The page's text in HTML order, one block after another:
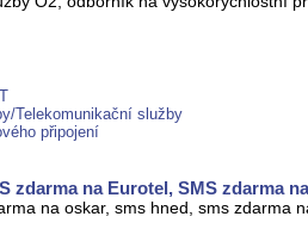
Telekomunikační služby
připojení
zdarma na Eurotel, SMS zdarma
na oskar, sms hned, sms zdarma